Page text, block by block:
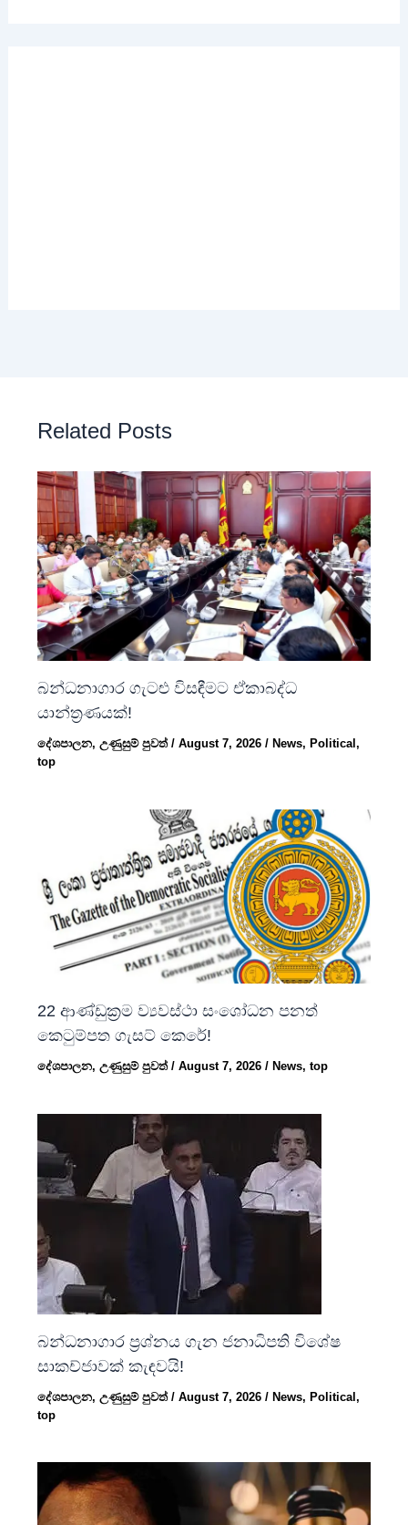
Related Posts
බන්ධනාගාර ගැටළු විසඳීමට ඒකාබද්ධ
යාන්ත්‍රණයක්!
දේශපාලන,උණුසුම් පුවත්/August 7, 2026/ News, Political,
top
22 ආණ්ඩුක්‍රම ව්‍යවස්ථා සංශෝධන පනත්
කෙටුම්පත ගැසට් කෙරේ!
දේශපාලන,උණුසුම් පුවත්/August 7, 2026/ News,top
බන්ධනාගාර ප්‍රශ්නය ගැන ජනාධිපති විශේෂ
සාකච්ජාවක් කැඳවයි!
දේශපාලන,උණුසුම් පුවත්/August 7, 2026/ News, Political,
top